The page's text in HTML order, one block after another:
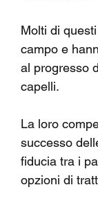
Molti di
campo e
al progresso
capelli.
La loro
successo
fiducia tra i
opzioni di